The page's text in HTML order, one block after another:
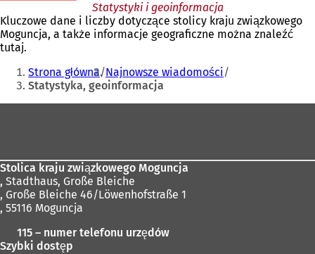
Statystyki i geoinformacja
Kluczowe dane i liczby dotyczące stolicy kraju związkowego
Moguncja, a także informacje geograficzne można znaleźć
tutaj.
Jesteś
tutaj:
Strona główna Najnowsze wiadomości
Statystyka, geoinformacja
Stolica kraju związkowego Moguncja
, Stadthaus, Große Bleiche
, Große Bleiche 46/Löwenhofstraße 1
, 55116 Moguncja
115 – numer telefonu urzędów
Szybki dostęp